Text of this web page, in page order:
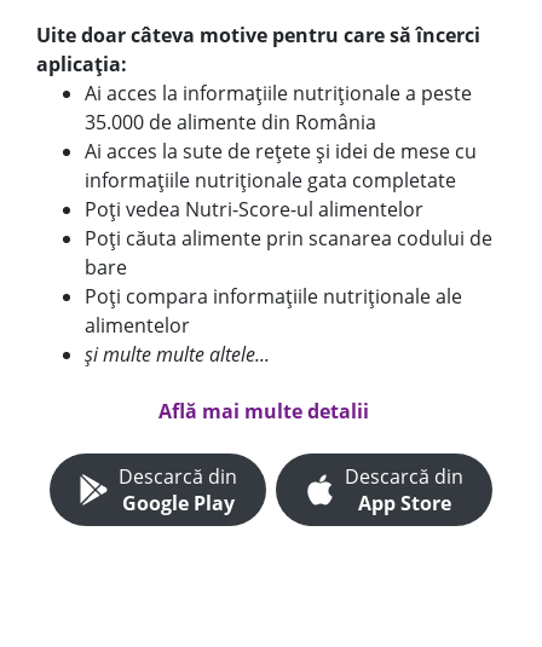
Uite doar câteva motive pentru care să încerci
aplicația:
Ai acces la informațiile nutriționale a peste
35.000 de alimente din România
Ai acces la sute de rețete și idei de mese cu
informațiile nutriționale gata completate
Poți vedea Nutri-Score-ul alimentelor
Poți căuta alimente prin scanarea codului de
bare
Poți compara informațiile nutriționale ale
alimentelor
și multe multe altele...
Află mai multe detalii
Descarcă din
Google Play
Descarcă din
App Store